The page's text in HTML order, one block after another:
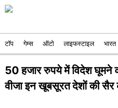
टॉप गेम्स ऑटो लाइफस्टाइल भारत
50 हजार रुपये में विदेश घूमने
वीजा इन खूबसूरत देशों की